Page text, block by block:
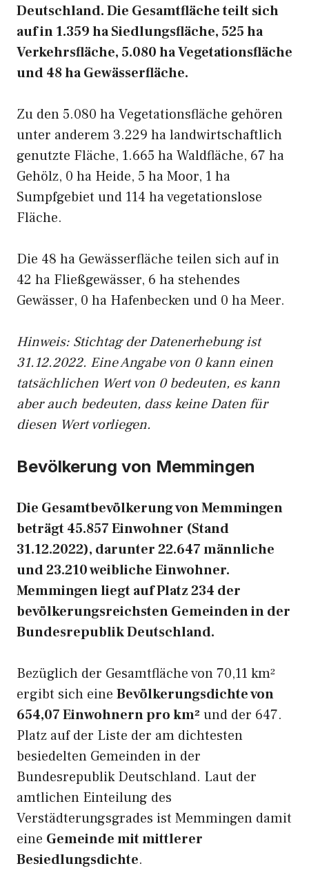
Deutschland. Die Gesamtfläche teilt sich
auf in 1.359 ha Siedlungsfläche, 525 ha
Verkehrsfläche, 5.080 ha Vegetationsfläche
und 48 ha Gewässerfläche.
Zu den 5.080 ha Vegetationsfläche gehören
unter anderem 3.229 ha landwirtschaftlich
genutzte Fläche, 1.665 ha Waldfläche, 67 ha
Gehölz, 0 ha Heide, 5 ha Moor, 1 ha
Sumpfgebiet und 114 ha vegetationslose
Fläche.
Die 48 ha Gewässerfläche teilen sich auf in
42 ha Fließgewässer, 6 ha stehendes
Gewässer, 0 ha Hafenbecken und 0 ha Meer.
Hinweis: Stichtag der Datenerhebung ist
31.12.2022. Eine Angabe von 0 kann einen
tatsächlichen Wert von 0 bedeuten, es kann
aber auch bedeuten, dass keine Daten für
diesen Wert vorliegen.
Bevölkerung von Memmingen
Die Gesamtbevölkerung von Memmingen
beträgt 45.857 Einwohner (Stand
31.12.2022), darunter 22.647 männliche
und 23.210 weibliche Einwohner.
Memmingen liegt auf Platz 234 der
bevölkerungsreichsten Gemeinden in der
Bundesrepublik Deutschland.
Bezüglich der Gesamtfläche von 70,11 km²
ergibt sich eine Bevölkerungsdichte von
654,07 Einwohnern pro km² und der 647.
Platz auf der Liste der am dichtesten
besiedelten Gemeinden in der
Bundesrepublik Deutschland. Laut der
amtlichen Einteilung des
Verstädterungsgrades ist Memmingen damit
eine Gemeinde mit mittlerer
Besiedlungsdichte.